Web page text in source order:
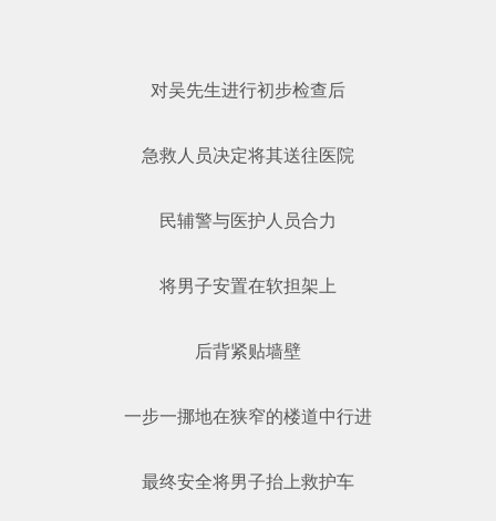
对吴先生进行初步检查后
急救人员决定将其送往医院
民辅警与医护人员合力
将男子安置在软担架上
后背紧贴墙壁
一步一挪地在狭窄的楼道中行进
最终安全将男子抬上救护车